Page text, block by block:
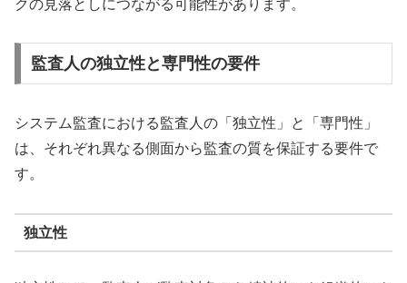
クの見落としにつながる可能性があります。
監査人の独立性と専門性の要件
システム監査における監査人の「独立性」と「専門性」
は、それぞれ異なる側面から監査の質を保証する要件で
す。
独立性